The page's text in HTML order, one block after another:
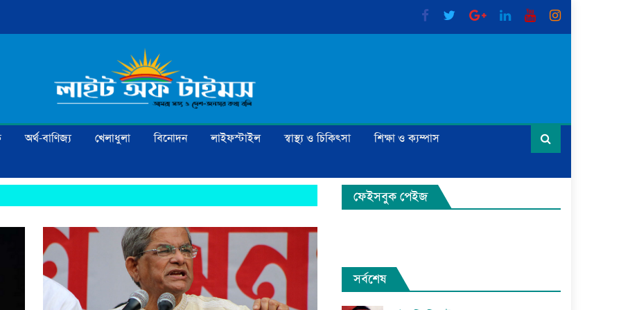
অর্থ-বাণিজ্য খেলাধুলা বিনোদন লাইফস্টাইল স্বাস্থ্য ও চিকিৎসা
শিক্ষা ও ক্যম্পাস
ফেইসবুক পেইজ
সর্বশেষ